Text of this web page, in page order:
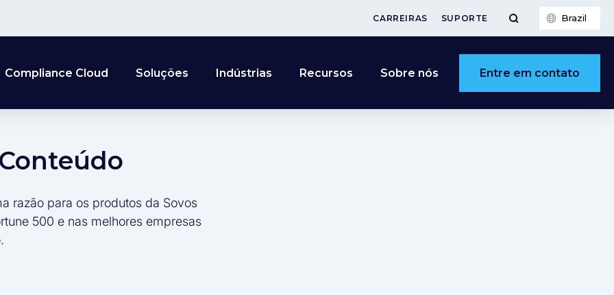
CARREIRAS SUPORTE Brazil
Compliance Cloud Soluções Indústrias Recursos Sobre nós Entre em contato
razão para os produtos da Sovos
500 e nas melhores empresas